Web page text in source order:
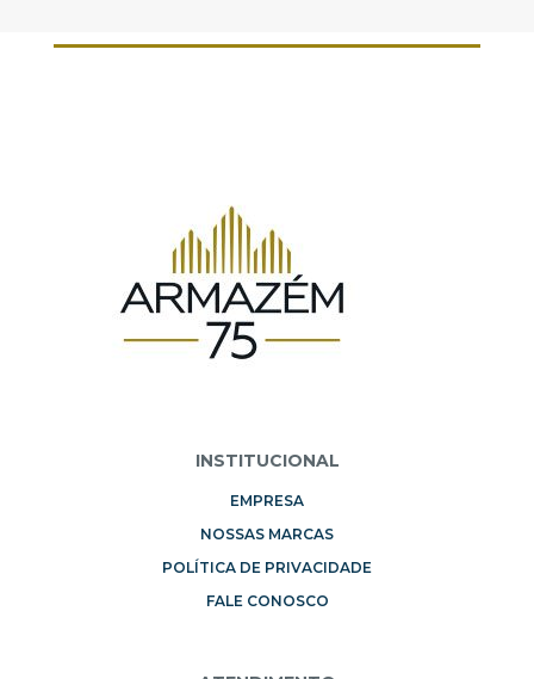
INSTITUCIONAL
EMPRESA
NOSSAS MARCAS
POLÍTICA DE PRIVACIDADE
FALE CONOSCO